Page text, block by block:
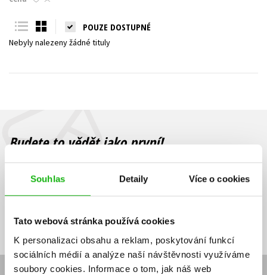
Souhlas Detaily Více o cookies
Tato webová stránka používá cookies
K personalizaci obsahu a reklam, poskytování funkcí
sociálních médií a analýze naší návštěvnosti využíváme
soubory cookies. Informace o tom, jak náš web
Young adult (SK)
Všechny tituly
POUZE DOSTUPNÉ
Nebyly nalezeny žádné tituly
Budete to vědět jako první!
Zajímá Vás, jaký knižní hit právě vychází, na jaké zboží je výhodná
sleva, jaká běží soutěž o ceny? Přihlášením k odběru našich e-
souhlasíte se zpracováním osobních údajů
mailová
adresa
mailová
adresa
Vaše e-mailová adresa Přihlásit se